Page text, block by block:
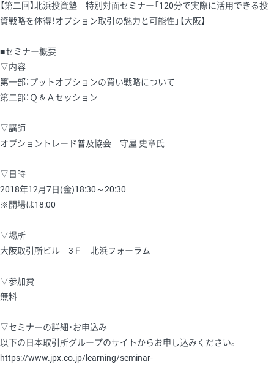
【第二回】北浜投資塾 特別対面セミナー「120分で実際に活用できる投
資戦略を体得！オプション取引の魅力と可能性」【大阪】
■セミナー概要
▽内容
第一部：プットオプションの買い戦略について
第二部：Ｑ＆Ａセッション
▽講師
オプショントレード普及協会 守屋 史章氏
▽日時
2018年12月7日(金)18:30～20:30
※開場は18:00
▽場所
大阪取引所ビル 3Ｆ 北浜フォーラム
▽参加費
無料
▽セミナーの詳細・お申込み
以下の日本取引所グループのサイトからお申し込みください。
https://www.jpx.co.jp/learning/seminar-